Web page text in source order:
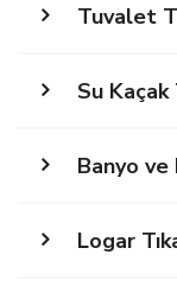
Tuvalet
Su
Banyo ve
Logar